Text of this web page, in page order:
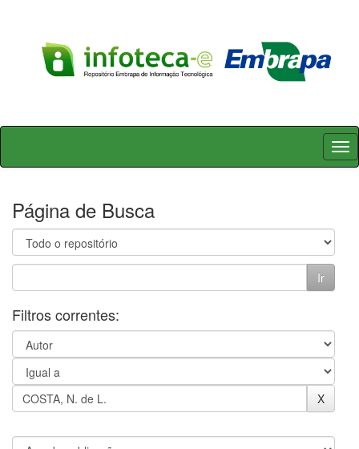
Skip
Página de Busca
Filtros correntes: